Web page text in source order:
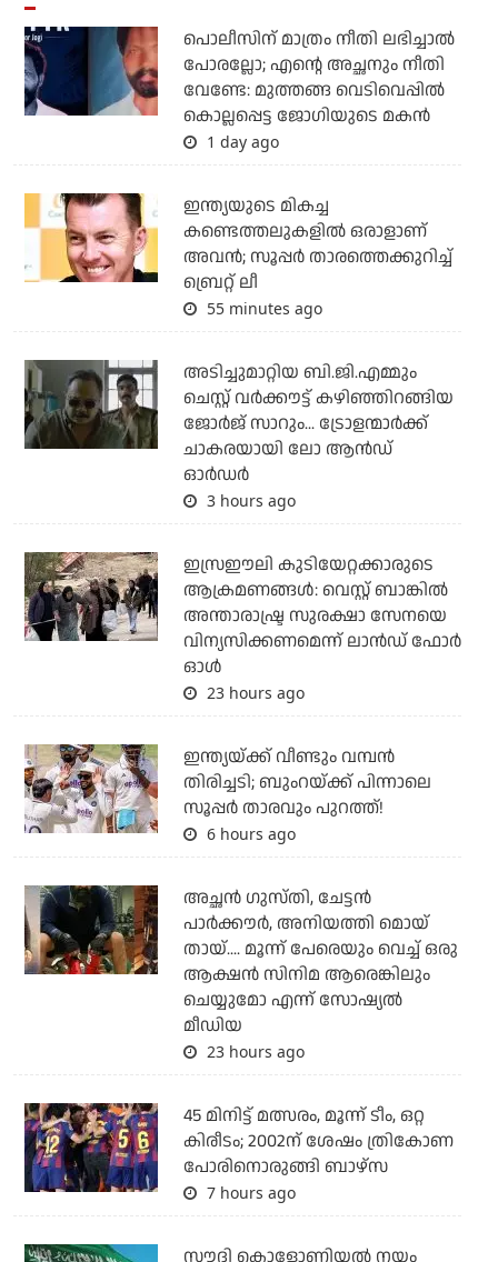
പൊലീസിന് മാത്രം നീതി ലഭിച്ചാല്‍
പോരല്ലോ; എന്റെ അച്ഛനും നീതി
വേണ്ടേ: മുത്തങ്ങ വെടിവെപ്പില്‍
കൊല്ലപ്പെട്ട ജോഗിയുടെ മകന്‍
1 day ago
ഇന്ത്യയുടെ മികച്ച
കണ്ടെത്തലുകളില്‍ ഒരാളാണ്
അവന്‍; സൂപ്പര്‍ താരത്തെക്കുറിച്ച്
ബ്രെറ്റ് ലീ
55 minutes ago
അടിച്ചുമാറ്റിയ ബി.ജി.എമ്മും
ചെസ്റ്റ് വര്‍ക്കൗട്ട് കഴിഞ്ഞിറങ്ങിയ
ജോര്‍ജ് സാറും... ട്രോളന്മാര്‍ക്ക്
ചാകരയായി ലോ ആന്‍ഡ്
ഓര്‍ഡര്‍
3 hours ago
ഇസ്രഈലി കുടിയേറ്റക്കാരുടെ
ആക്രമണങ്ങള്‍: വെസ്റ്റ് ബാങ്കില്‍
അന്താരാഷ്ട്ര സുരക്ഷാ സേനയെ
വിന്യസിക്കണമെന്ന് ലാന്‍ഡ് ഫോര്‍
ഓള്‍
23 hours ago
ഇന്ത്യയ്ക്ക് വീണ്ടും വമ്പന്‍
തിരിച്ചടി; ബുംറയ്ക്ക് പിന്നാലെ
സൂപ്പര്‍ താരവും പുറത്ത്!
6 hours ago
അച്ഛന്‍ ഗുസ്തി, ചേട്ടന്‍
പാര്‍ക്കൗര്‍, അനിയത്തി മൊയ്
തായ്.... മൂന്ന് പേരെയും വെച്ച് ഒരു
ആക്ഷന്‍ സിനിമ ആരെങ്കിലും
ചെയ്യുമോ എന്ന് സോഷ്യല്‍
മീഡിയ
23 hours ago
45 മിനിട്ട് മത്സരം, മൂന്ന് ടീം, ഒറ്റ
കിരീടം; 2002ന് ശേഷം ത്രികോണ
പോരിനൊരുങ്ങി ബാഴ്‌സ
7 hours ago
സൗദി കൊളോണിയല്‍ നയം